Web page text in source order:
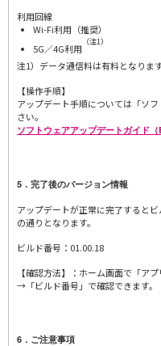
利用回線
Wi-Fi利用（推奨）
5G／4G利用
（注1）
注1）データ通信料は有料となりま
【操作手順】
アップデート手順については「ソ
さい。
ソフトウェアアップデートガイド（
5．完了後のバージョン情報
アップデートが正常に完了すると
の通りとなります。
ビルド番号：01.00.18
【確認方法】：ホーム画面で「ア
→「ビルド番号」で確認できます。
6．ご注意事項